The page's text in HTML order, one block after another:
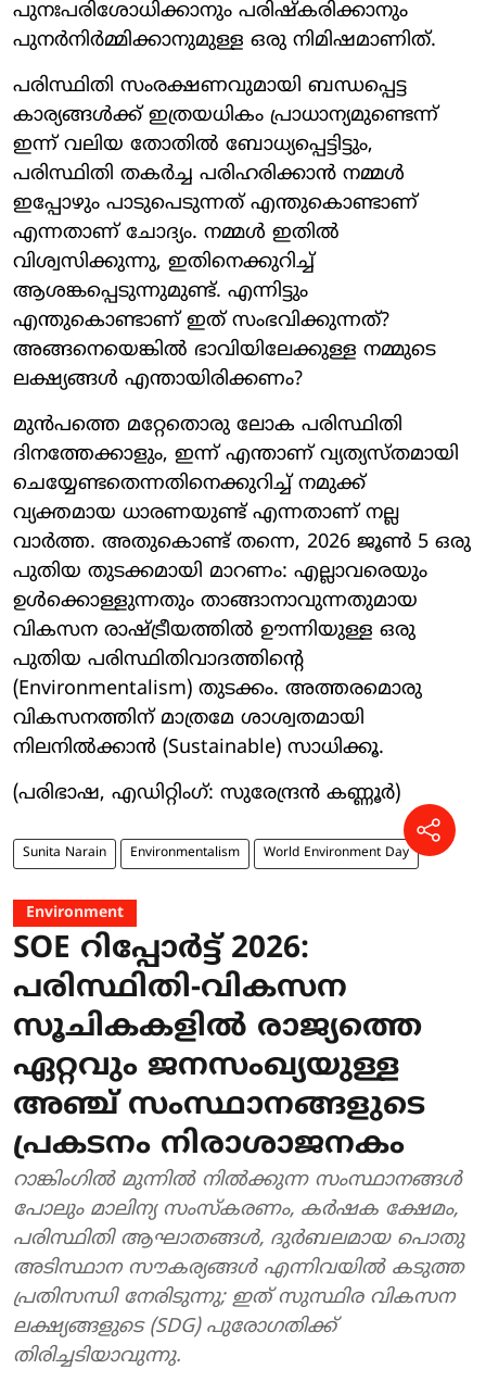
പുനഃപരിശോധിക്കാനും പരിഷ്കരിക്കാനും
പുനർനിർമ്മിക്കാനുമുള്ള ഒരു നിമിഷമാണിത്.
പരിസ്ഥിതി സംരക്ഷണവുമായി ബന്ധപ്പെട്ട
കാര്യങ്ങൾക്ക് ഇത്രയധികം പ്രാധാന്യമുണ്ടെന്ന്
ഇന്ന് വലിയ തോതിൽ ബോധ്യപ്പെട്ടിട്ടും,
പരിസ്ഥിതി തകർച്ച പരിഹരിക്കാൻ നമ്മൾ
ഇപ്പോഴും പാടുപെടുന്നത് എന്തുകൊണ്ടാണ്
എന്നതാണ് ചോദ്യം. നമ്മൾ ഇതിൽ
വിശ്വസിക്കുന്നു, ഇതിനെക്കുറിച്ച്
ആശങ്കപ്പെടുന്നുമുണ്ട്. എന്നിട്ടും
എന്തുകൊണ്ടാണ് ഇത് സംഭവിക്കുന്നത്?
അങ്ങനെയെങ്കിൽ ഭാവിയിലേക്കുള്ള നമ്മുടെ
ലക്ഷ്യങ്ങൾ എന്തായിരിക്കണം?
മുൻപത്തെ മറ്റേതൊരു ലോക പരിസ്ഥിതി
ദിനത്തേക്കാളും, ഇന്ന് എന്താണ് വ്യത്യസ്തമായി
ചെയ്യേണ്ടതെന്നതിനെക്കുറിച്ച് നമുക്ക്
വ്യക്തമായ ധാരണയുണ്ട് എന്നതാണ് നല്ല
വാർത്ത. അതുകൊണ്ട് തന്നെ, 2026 ജൂൺ 5 ഒരു
പുതിയ തുടക്കമായി മാറണം: എല്ലാവരെയും
ഉൾക്കൊള്ളുന്നതും താങ്ങാനാവുന്നതുമായ
വികസന രാഷ്ട്രീയത്തിൽ ഊന്നിയുള്ള ഒരു
പുതിയ പരിസ്ഥിതിവാദത്തിന്റെ
(Environmentalism) തുടക്കം. അത്തരമൊരു
വികസനത്തിന് മാത്രമേ ശാശ്വതമായി
നിലനിൽക്കാൻ (Sustainable) സാധിക്കൂ.
(പരിഭാഷ, എഡിറ്റിംഗ്: സുരേന്ദ്രൻ കണ്ണൂർ)
Sunita Narain Environmentalism World Environment Day
Environment
SOE റിപ്പോർട്ട് 2026:
പരിസ്ഥിതി-വികസന
സൂചികകളിൽ രാജ്യത്തെ
ഏറ്റവും ജനസംഖ്യയുള്ള
അഞ്ച് സംസ്ഥാനങ്ങളുടെ
പ്രകടനം നിരാശാജനകം
റാങ്കിംഗിൽ മുന്നിൽ നിൽക്കുന്ന സംസ്ഥാനങ്ങൾ
പോലും മാലിന്യ സംസ്കരണം, കർഷക ക്ഷേമം,
പരിസ്ഥിതി ആഘാതങ്ങൾ, ദുർബലമായ പൊതു
അടിസ്ഥാന സൗകര്യങ്ങൾ എന്നിവയിൽ കടുത്ത
പ്രതിസന്ധി നേരിടുന്നു; ഇത് സുസ്ഥിര വികസന
ലക്ഷ്യങ്ങളുടെ (SDG) പുരോഗതിക്ക്
തിരിച്ചടിയാവുന്നു.